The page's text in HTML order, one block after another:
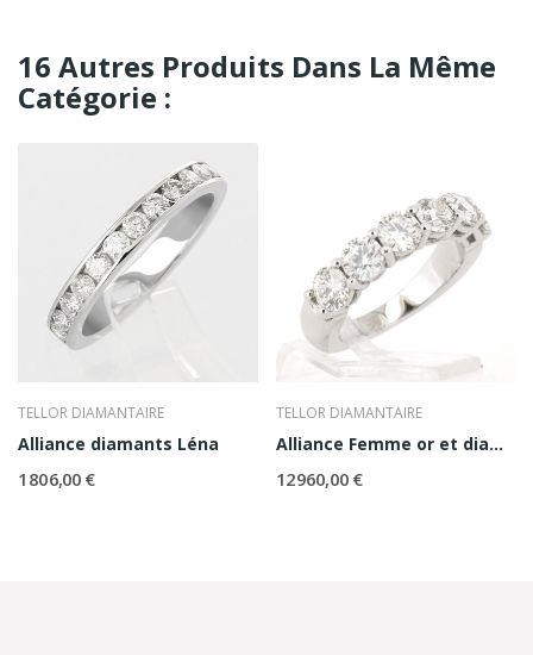
16 Autres Produits Dans La Même
Catégorie :
TELLOR DIAMANTAIRE
Alliance diamants Léna
1 806,00 €
TELLOR DIAMANTAIRE
Alliance Femme or et diamants Ashley
12 960,00 €